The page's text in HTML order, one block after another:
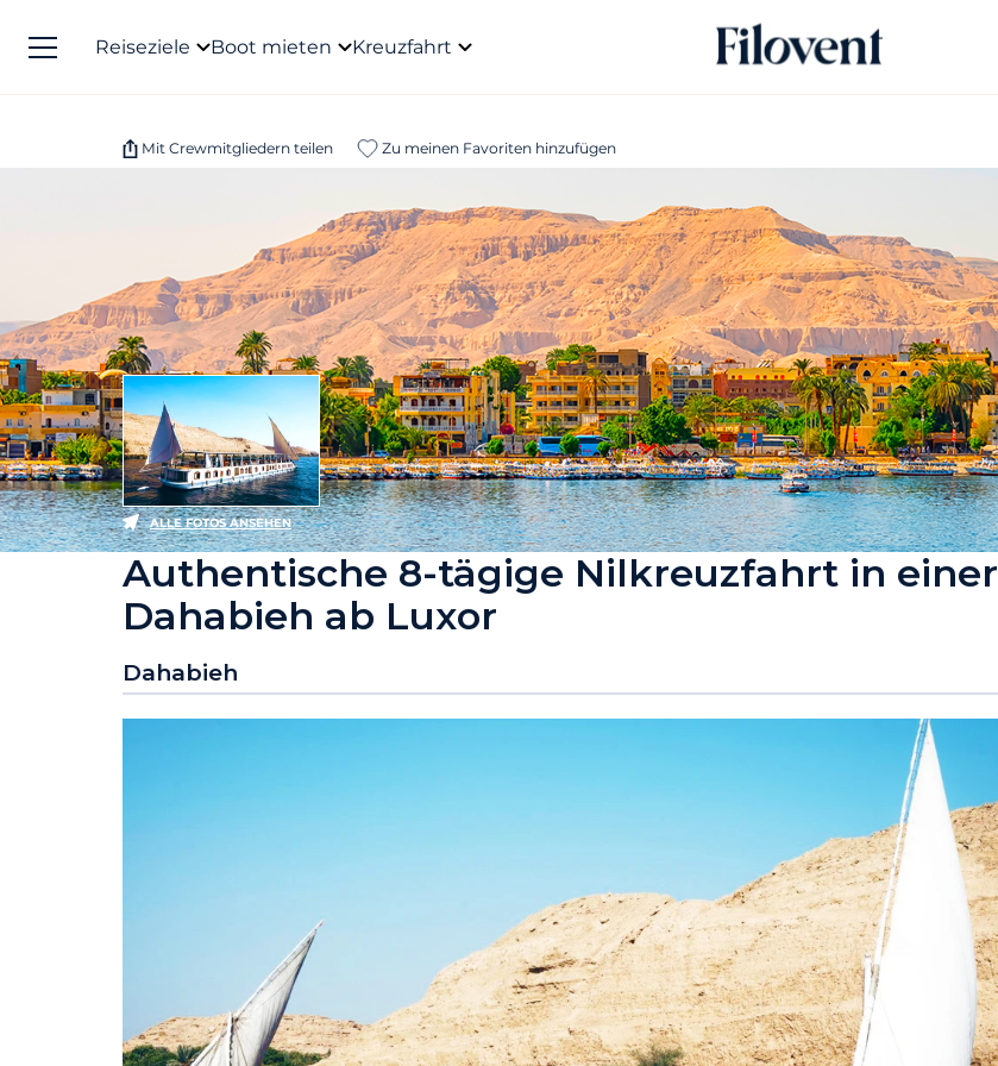
Reiseziele Boot mieten Kreuzfahrt
Mit Crewmitgliedern teilen Zu meinen Favoriten hinzufügen
ALLE FOTOS ANSEHEN
Authentische 8-tägige Nilkreuzfahrt in einer
Dahabieh ab Luxor
Dahabieh